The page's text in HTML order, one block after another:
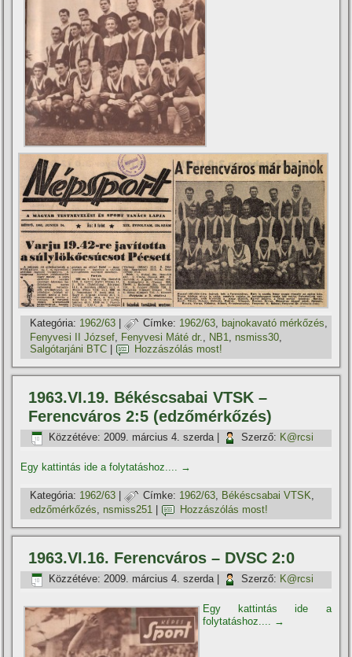
Kategória: 1962/63 | Címke: 1962/63, bajnokavató mérkőzés,
Fenyvesi II József
Fenyvesi Máté dr. NB1 nsmiss30
Salgótarjáni BTC
Hozzászólás most!
1963.VI.19. Békéscsabai VTSK –
Ferencváros 2:5 (edzőmérkőzés)
Közzétéve: 2009. március 4. szerda| Szerző: K@rcsi
Egy kattintás ide a folytatáshoz.... →
Kategória: 1962/63 | Címke: 1962/63, Békéscsabai VTSK,
edzőmérkőzés, nsmiss251 Hozzászólás most!
1963.VI.16. Ferencváros – DVSC 2:0
Közzétéve: 2009. március 4. szerda| Szerző: K@rcsi
Egy kattintás ide a
folytatáshoz....
→